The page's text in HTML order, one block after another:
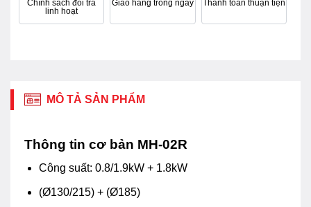
Chính sách đổi trả
linh hoạt
Giao hàng trong ngày Thanh toán thuận tiện
MÔ TẢ SẢN PHẨM
Thông tin cơ bản MH-02R
Công suất: 0.8/1.9kW + 1.8kW
(Ø130/215) + (Ø185)